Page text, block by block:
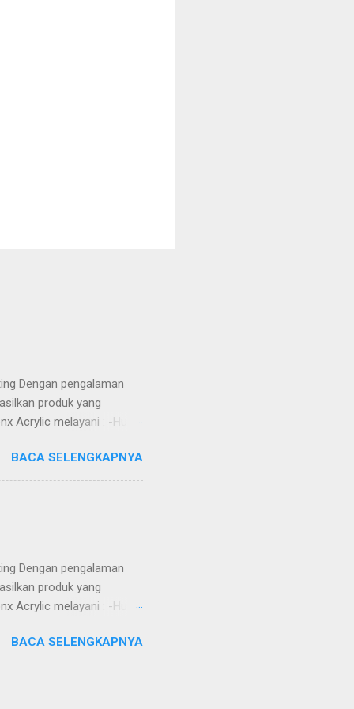
Dengan pengalaman
produk yang
Acrylic melayani : -Huruf
-Jasa Potong Metal
Whiteboard, dll) -DLL
Kompetitif -Custom
BACA SELENGKAPNYA
Dengan pengalaman
produk yang
Acrylic melayani : -Huruf
-Jasa Potong Metal
Whiteboard, dll) -DLL
Kompetitif -Custom
BACA SELENGKAPNYA